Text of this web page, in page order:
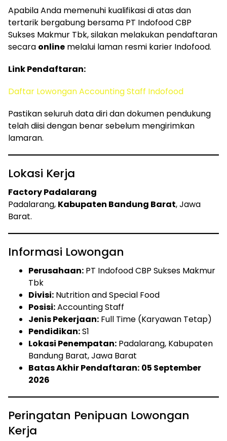
Apabila Anda memenuhi kualifikasi di atas dan
tertarik bergabung bersama PT Indofood CBP
Sukses Makmur Tbk, silakan melakukan pendaftaran
secara online melalui laman resmi karier Indofood.
Link Pendaftaran:
Daftar Lowongan Accounting Staff Indofood
Pastikan seluruh data diri dan dokumen pendukung
telah diisi dengan benar sebelum mengirimkan
lamaran.
Lokasi Kerja
Factory Padalarang
Padalarang, Kabupaten Bandung Barat, Jawa
Barat.
Informasi Lowongan
Perusahaan: PT Indofood CBP Sukses Makmur
Tbk
Divisi: Nutrition and Special Food
Posisi:Accounting Staff
Jenis Pekerjaan: Full Time (Karyawan Tetap)
Pendidikan:S1
Lokasi Penempatan: Padalarang, Kabupaten
Bandung Barat, Jawa Barat
Batas Akhir Pendaftaran: 05 September
2026
Peringatan Penipuan Lowongan
Kerja